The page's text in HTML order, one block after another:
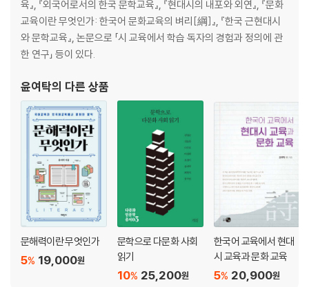
외인촌│그림으로 기획된 시의 연출 효과 147
자화상│스물셋 청년의 거침없는 자기 고백 155
난초 4│미적 완상 그 자체 161
바다와 나비│푸른 바다로 돌진한 흰나비의 열망과 좌절 176
전라도 가시내│먼 이국땅, 북간도에서 만난 전라도 가시내와 함경도 사내
추일서정│1940년, 한 모더니스트의 서정 188
절정│무지개의 징표 198
십자가│모든 죽어가는 것을 사랑한 십자가 205
백록담│정신주의가 도달한 수준 212
쉽게 씌어진 시│최후까지 시인의 길 위에 서 있던 이의 선언 220
광야│행동하는 시인의 시적 항쟁 227
윤사월│자연 속의 인간, 인간 속의 자연 234
해│나는 어떠한 세상을 희망하는가 239
꽃덤불│꽃덤불에는 가시가 있다 245
남신의주 유동 박시봉방│충만한 사랑을 꿈꾸는 고독한 영혼 252
육』, 『외국어로서의 한국 문학교육』, 『현대시의 내포와 외연』, 『문화
교육이란 무엇인가: 한국어 문화교육의 벼리[綱]』, 『한국 근현대시
와 문학교육』, 논문으로 「시 교육에서 학습 독자의 경험과 정의에 관
한 연구」 등이 있다.
윤여탁의 다른 상품
문해력이란 무엇인가
19,000원
5%
문학으로 다문화 사회
읽기
25,200원
10%
한국어 교육에서 현대
시 교육과 문화 교육
20,900원
5%